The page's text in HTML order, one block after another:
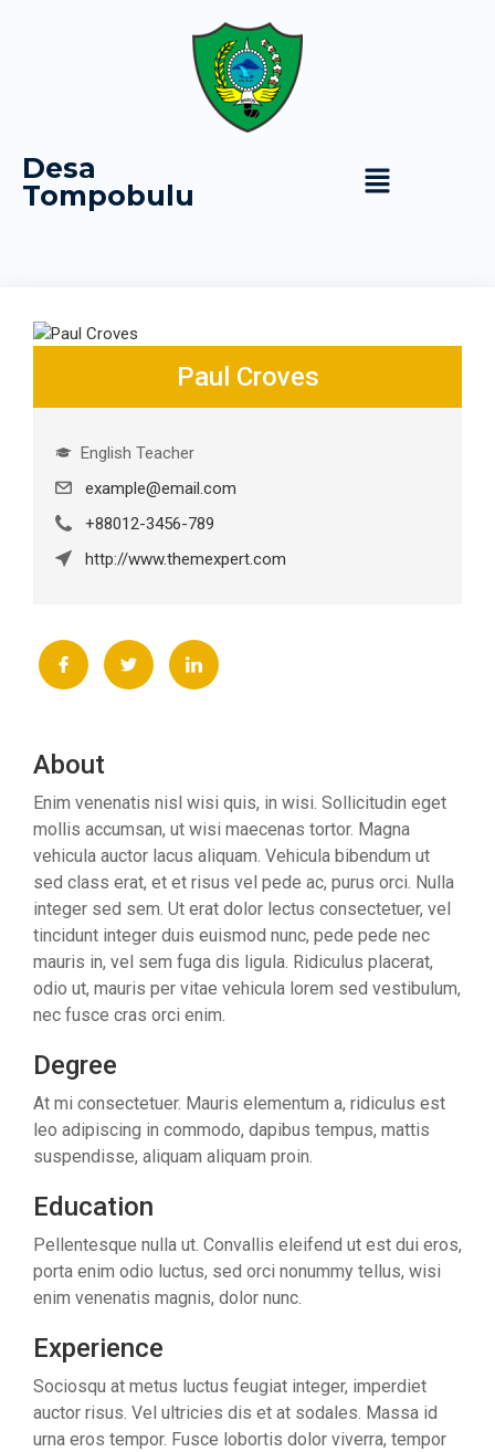
Desa
Tompobulu
Paul Croves
English Teacher
example@email.com
+88012-3456-789
http://www.themexpert.com
About
Enim venenatis nisl wisi quis, in wisi. Sollicitudin eget
mollis accumsan, ut wisi maecenas tortor. Magna
vehicula auctor lacus aliquam. Vehicula bibendum ut
sed class erat, et et risus vel pede ac, purus orci. Nulla
integer sed sem. Ut erat dolor lectus consectetuer, vel
tincidunt integer duis euismod nunc, pede pede nec
mauris in, vel sem fuga dis ligula. Ridiculus placerat,
odio ut, mauris per vitae vehicula lorem sed vestibulum,
nec fusce cras orci enim.
Degree
At mi consectetuer. Mauris elementum a, ridiculus est
leo adipiscing in commodo, dapibus tempus, mattis
suspendisse, aliquam aliquam proin.
Education
Pellentesque nulla ut. Convallis eleifend ut est dui eros,
porta enim odio luctus, sed orci nonummy tellus, wisi
enim venenatis magnis, dolor nunc.
Experience
Sociosqu at metus luctus feugiat integer, imperdiet
auctor risus. Vel ultricies dis et at sodales. Massa id
urna eros tempor. Fusce lobortis dolor viverra, tempor